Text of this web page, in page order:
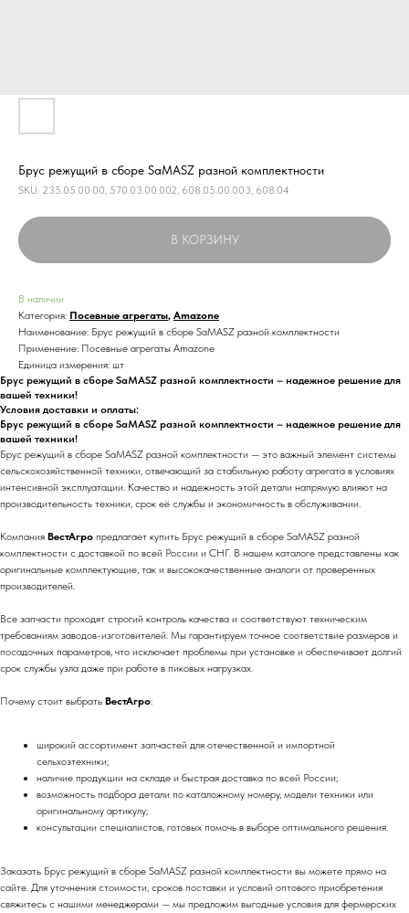
Брус режущий в сборе SaMASZ разной комплектности
SKU: 235.05.00.00, 570.03.00.002, 608.05.00.003, 608.04
В КОРЗИНУ
В наличии
Категория: Посевные агрегаты, Amazone
Наименование: Брус режущий в сборе SaMASZ разной комплектности
Применение: Посевные агрегаты Amazone
Единица измерения: шт
Брус режущий в сборе SaMASZ разной комплектности – надежное решение для
вашей техники!
Условия доставки и оплаты:
Брус режущий в сборе SaMASZ разной комплектности – надежное решение для
вашей техники!
Брус режущий в сборе SaMASZ разной комплектности — это важный элемент системы
сельскохозяйственной техники, отвечающий за стабильную работу агрегата в условиях
интенсивной эксплуатации. Качество и надежность этой детали напрямую влияют на
производительность техники, срок её службы и экономичность в обслуживании.
Компания ВестАгро предлагает купить Брус режущий в сборе SaMASZ разной
комплектности с доставкой по всей России и СНГ. В нашем каталоге представлены как
оригинальные комплектующие, так и высококачественные аналоги от проверенных
производителей.
Все запчасти проходят строгий контроль качества и соответствуют техническим
требованиям заводов-изготовителей. Мы гарантируем точное соответствие размеров и
посадочных параметров, что исключает проблемы при установке и обеспечивает долгий
срок службы узла даже при работе в пиковых нагрузках.
Почему стоит выбрать ВестАгро:
широкий ассортимент запчастей для отечественной и импортной
сельхозтехники;
наличие продукции на складе и быстрая доставка по всей России;
возможность подбора детали по каталожному номеру, модели техники или
оригинальному артикулу;
консультации специалистов, готовых помочь в выборе оптимального решения.
Заказать Брус режущий в сборе SaMASZ разной комплектности вы можете прямо на
сайте. Для уточнения стоимости, сроков поставки и условий оптового приобретения
свяжитесь с нашими менеджерами — мы предложим выгодные условия для фермерских